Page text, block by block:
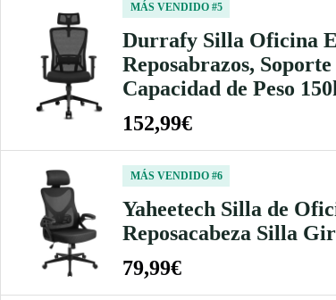
MÁS VENDIDO #5
Durrafy Silla Oficina
Reposabrazos,
Capacidad de Peso
152,99€
MÁS VENDIDO #6
Yaheetech Silla de
Reposacabeza Silla
79,99€